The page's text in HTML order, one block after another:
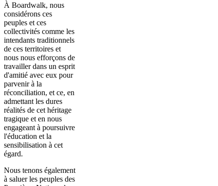
À Boardwalk, nous
considérons ces
peuples et ces
collectivités comme les
intendants traditionnels
de ces territoires et
nous nous efforçons de
travailler dans un esprit
d'amitié avec eux pour
parvenir à la
réconciliation, et ce, en
admettant les dures
réalités de cet héritage
tragique et en nous
engageant à poursuivre
l'éducation et la
sensibilisation à cet
égard.
Nous tenons également
à saluer les peuples des